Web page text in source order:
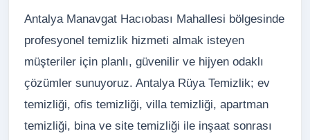
Antalya Manavgat Hacıobası Mahallesi bölgesinde
profesyonel temizlik hizmeti almak isteyen
müşteriler için planlı, güvenilir ve hijyen odaklı
çözümler sunuyoruz. Antalya Rüya Temizlik; ev
temizliği, ofis temizliği, villa temizliği, apartman
temizliği, bina ve site temizliği ile inşaat sonrası